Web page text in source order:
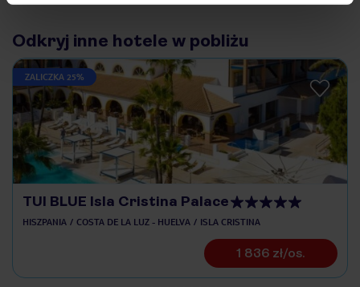
Odkryj inne hotele w pobliżu
ZALICZKA 25%
TUI BLUE Isla Cristina Palace
HISZPANIA COSTA DE LA LUZ - HUELVA ISLA CRISTINA
1 836 zł/os.